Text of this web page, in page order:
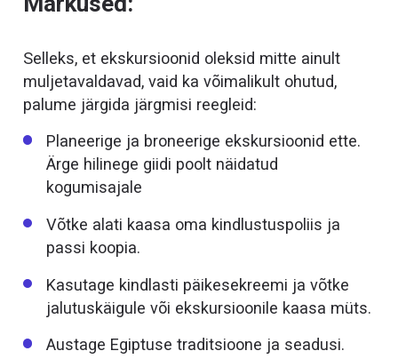
Selleks, et ekskursioonid oleksid mitte ainult
muljetavaldavad, vaid ka võimalikult ohutud,
palume järgida järgmisi reegleid:
Planeerige ja broneerige ekskursioonid ette.
Ärge hilinege giidi poolt näidatud
kogumisajale
Võtke alati kaasa oma kindlustuspoliis ja
passi koopia.
Kasutage kindlasti päikesekreemi ja võtke
jalutuskäigule või ekskursioonile kaasa müts.
Austage Egiptuse traditsioone ja seadusi.